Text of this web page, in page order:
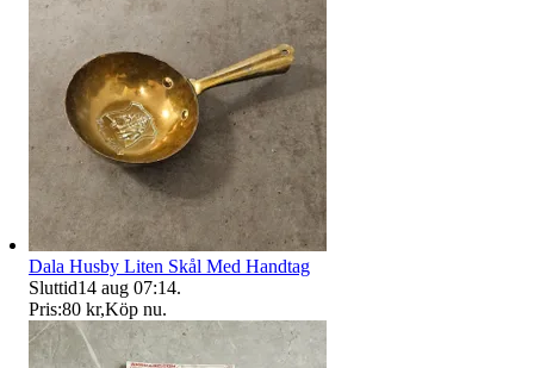
Dala Husby Liten Skål Med Handtag
Sluttid14 aug 07:14.
Pris:80 kr,Köp nu.